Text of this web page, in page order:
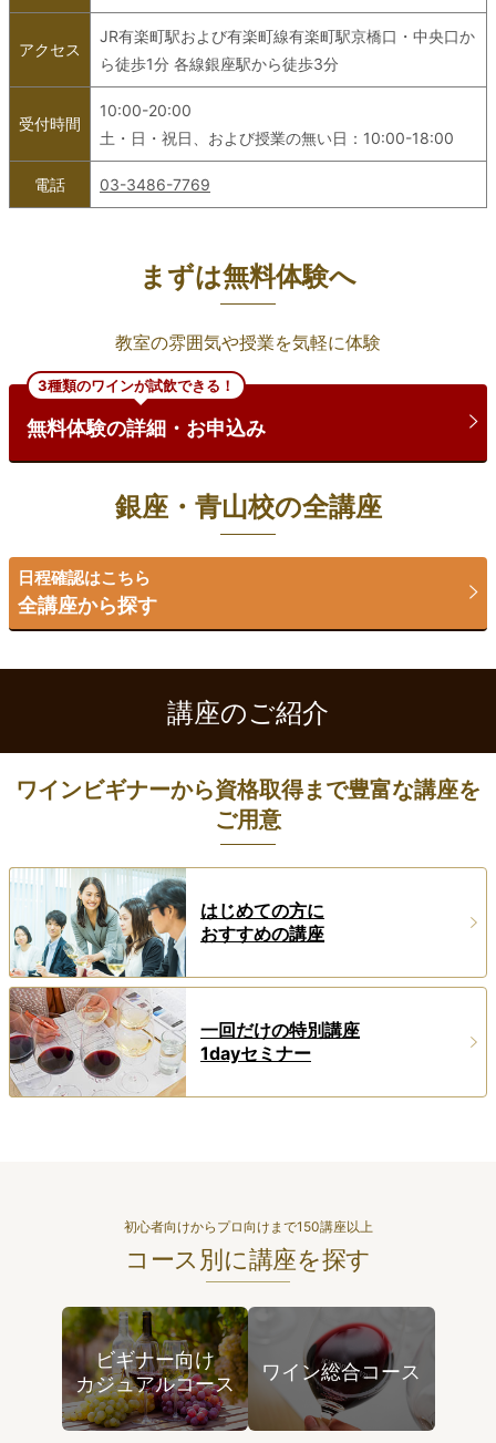
アクセス
JR有楽町駅および有楽町線有楽町駅京橋口・中央口か
ら徒歩1分 各線銀座駅から徒歩3分
受付時間
10:00-20:00
土・日・祝日、および授業の無い日：10:00-18:00
電話 03-3486-7769
まずは無料体験へ
教室の雰囲気や授業を気軽に体験
3種類のワインが試飲できる！
無料体験の詳細・お申込み
銀座・青山校の全講座
日程確認はこちら
全講座から探す
講座のご紹介
ワインビギナーから資格取得まで豊富な講座を
ご用意
はじめての方に
おすすめの講座
一回だけの特別講座
1dayセミナー
初心者向けからプロ向けまで150講座以上
コース別に講座を探す
ビギナー向け
カジュアルコース
ワイン総合コース